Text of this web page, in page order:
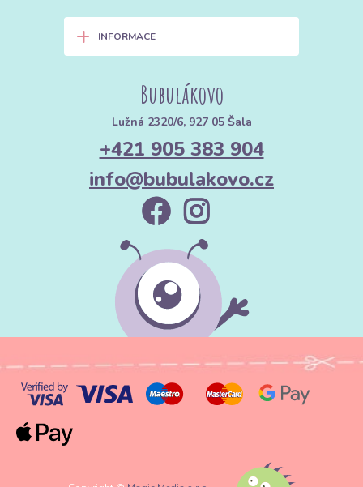
+ INFORMACE
Bubulákovo
Lužná 2320/6, 927 05 Šala
+421 905 383 904
info@bubulakovo.cz